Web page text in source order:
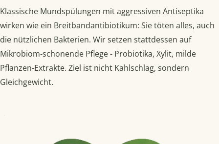
Klassische Mundspülungen mit aggressiven Antiseptika
wirken wie ein Breitbandantibiotikum: Sie töten alles, auch
die nützlichen Bakterien. Wir setzen stattdessen auf
Mikrobiom-schonende Pflege - Probiotika, Xylit, milde
Pflanzen-Extrakte. Ziel ist nicht Kahlschlag, sondern
Gleichgewicht.